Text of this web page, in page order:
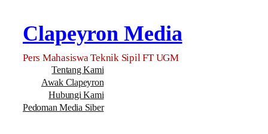
Clapeyron Media
Pers Mahasiswa Teknik Sipil FT UGM
Tentang Kami
Awak Clapeyron
Hubungi Kami
Pedoman Media Siber